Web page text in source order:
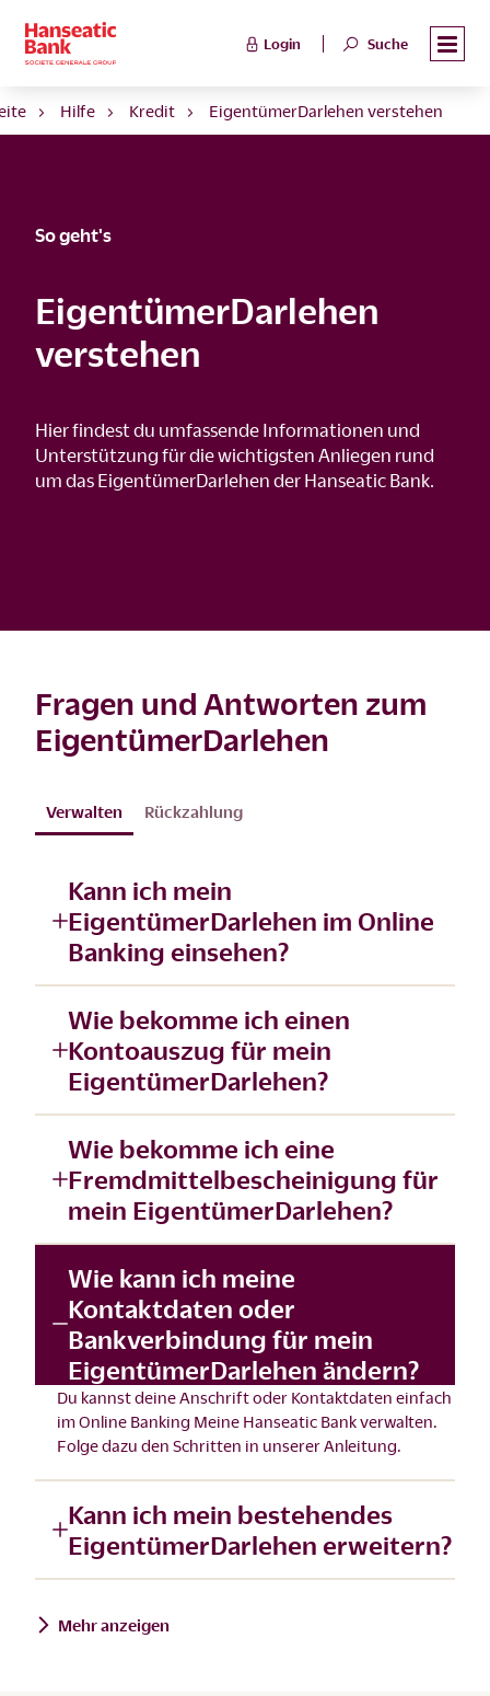
Login Suche
Hilfe Kredit EigentümerDarlehen verstehen
So geht's
EigentümerDarlehen
verstehen
Hier findest du umfassende Informationen und
Unterstützung für die wichtigsten Anliegen rund
um das EigentümerDarlehen der Hanseatic Bank.
Fragen und Antworten zum
EigentümerDarlehen
Verwalten Rückzahlung
Kann ich mein
EigentümerDarlehen im Online
Banking einsehen?
Wie bekomme ich einen
Kontoauszug für mein
EigentümerDarlehen?
Wie bekomme ich eine
Fremdmittelbescheinigung für
mein EigentümerDarlehen?
Wie kann ich meine
Kontaktdaten oder
Bankverbindung für mein
EigentümerDarlehen ändern?
Du kannst deine Anschrift oder Kontaktdaten einfach
imOnline Banking Meine Hanseatic Bankverwalten.
Folge dazu den Schritten in unserer Anleitung
Kann ich mein bestehendes
EigentümerDarlehen erweitern?
Mehr anzeigen